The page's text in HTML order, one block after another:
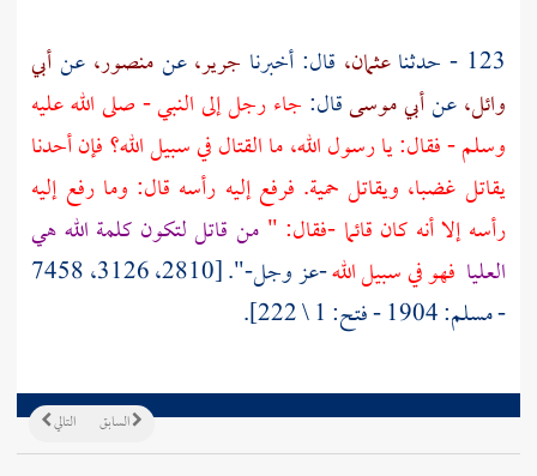
123 - حدثنا
عثمان، قال: أخبرنا جرير،عنمنصور، عنأبي
وائل،عنأبي موسىقال: جاء رجل إلى النبي - صلى الله عليه
وسلم - فقال: يا رسول الله، ما القتال في سبيل الله؟ فإن أحدنا
يقاتل غضبا، ويقاتل حمية. فرفع إليه رأسه قال: وما رفع إليه
رأسه إلا أنه كان قائما -فقال: "من قاتل لتكون كلمة الله هي
العليا فهو في سبيل الله
-عز وجل-". [2810، 3126، 7458
- مسلم: 1904 - فتح: 1 \ 222].
التالي السابق